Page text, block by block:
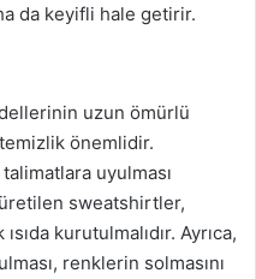
da keyifli hale getirir.
uzun ömürlü
önemlidir.
uyulması
sweatshirtler,
kurutulmalıdır. Ayrıca,
renklerin solmasını